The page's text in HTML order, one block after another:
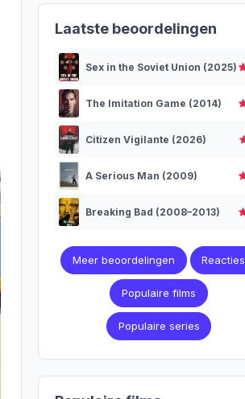
Laatste beoordelingen
Sex in the Soviet Union (2025)
The Imitation Game (2014)
Citizen Vigilante (2026)
A Serious Man (2009)
Breaking Bad (2008–2013)
Meer beoordelingen Reacties
Populaire films
Populaire series